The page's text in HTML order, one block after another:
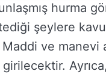
hurma
şeylere
ve manevi